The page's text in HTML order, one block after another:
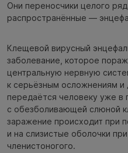
Они переносчики целого
распространённые —
Клещевой вирусный
заболевание, которое
центральную нервную
к серьёзным осложнениям и
передаётся человеку уже
с обезболивающей слюной
заражение происходит при
и на слизистые оболочки
членистоногого.